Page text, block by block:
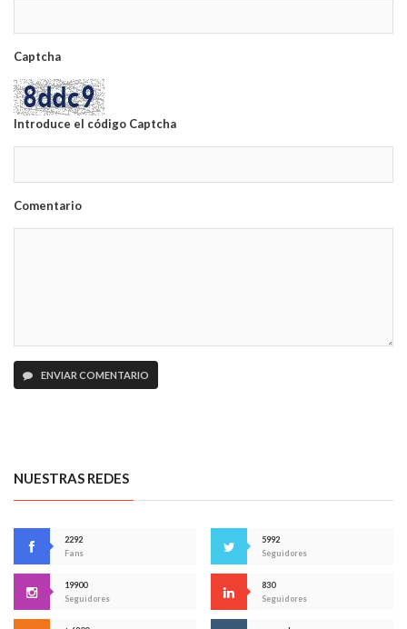
Captcha
Introduce el código Captcha
Comentario
ENVIAR COMENTARIO
NUESTRAS REDES
2292
Fans
5992
Seguidores
19900
Seguidores
830
Seguidores